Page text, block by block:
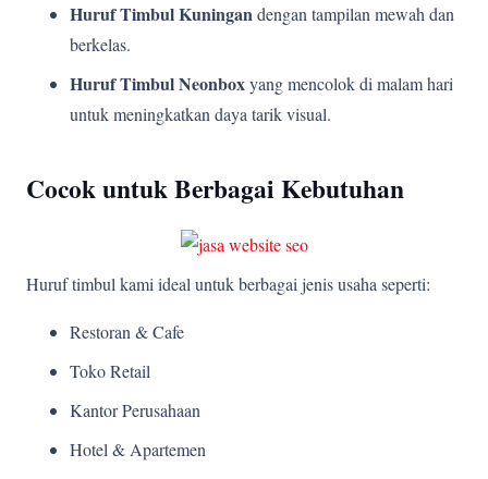
Huruf Timbul Kuningandengan tampilan mewah dan
berkelas.
Huruf Timbul Neonboxyang mencolok di malam hari
untuk meningkatkan daya tarik visual.
Cocok untuk Berbagai Kebutuhan
Huruf timbul kami ideal untuk berbagai jenis usaha seperti:
Restoran & Cafe
Toko Retail
Kantor Perusahaan
Hotel & Apartemen